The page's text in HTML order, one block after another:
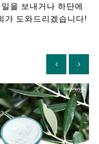
을 보내거나 하단에
가 도와드리겠습니다!